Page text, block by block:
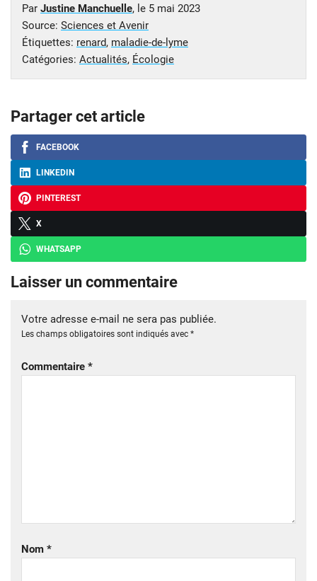
Par Justine Manchuelle, le 5 mai 2023
Source: Sciences et Avenir
Étiquettes: renard, maladie-de-lyme
Catégories: Actualités, Écologie
Partager cet article
FACEBOOK
LINKEDIN
PINTEREST
X
WHATSAPP
Laisser un commentaire
Votre adresse e-mail ne sera pas publiée.
Les champs obligatoires sont indiqués avec *
Commentaire *
Nom *